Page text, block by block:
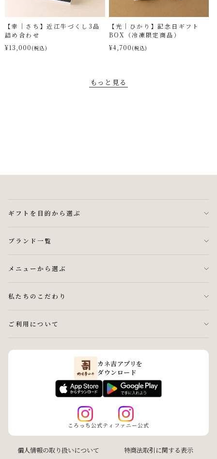
【幸｜さち】近江牛づくし3品
詰め合わせ
¥13,000 (税込)
【光｜ひかり】記念日ギフト
BOX（冷凍限定商品）
¥4,700 (税込)
もっと見る
ギフトを目的から選ぶ
ブランド一覧
メニューから選ぶ
私たちのこだわり
ご利用について
カネ吉アプリを
ダウンロード
ころっち公式ティファニー公式
個人情報の取り扱いについて 特商法取引に関する表示